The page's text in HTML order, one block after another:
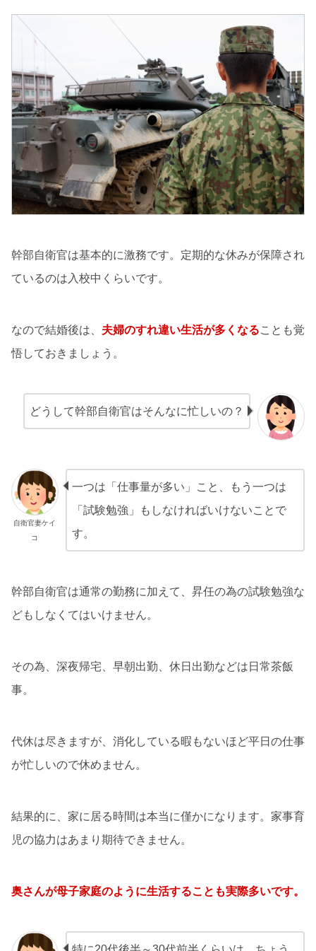
幹部自衛官は基本的に激務です。定期的な休みが保障され
ているのは入校中くらいです。
なので結婚後は、 夫婦のすれ違い生活が多くなることも覚
悟しておきましょう。
どうして幹部自衛官はそんなに忙しいの？
自衛官妻ケイ
コ
一つは「仕事量が多い」こと、もう一つは
「試験勉強」もしなければいけないことで
す。
幹部自衛官は通常の勤務に加えて、昇任の為の試験勉強な
どもしなくてはいけません。
その為、深夜帰宅、早朝出勤、休日出勤などは日常茶飯
事。
代休は尽きますが、消化している暇もないほど平日の仕事
が忙しいので休めません。
結果的に、家に居る時間は本当に僅かになります。家事育
児の協力はあまり期待できません。
奥さんが母子家庭のように生活することも実際多いです。